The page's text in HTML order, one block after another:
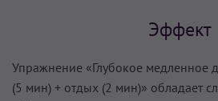
Эффект
Упражнение «Глубокое медленное
(5 мин) + отдых (2 мин)» обладает